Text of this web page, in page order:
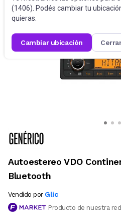
(1406). Podés cambiar tu
quieras.
cambiar ubicación
Autoestereo VDO
Bluetooth
Vendido por Glic
Producto de nuestra